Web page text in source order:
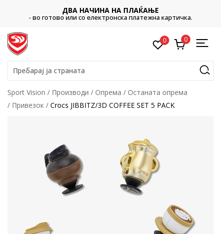
ДВА НАЧИНА НА ПЛАЌАЊЕ
- во готово или со електронска платежна картичка.
0 0
Пребарај ја страната
Sport Vision Производи Опрема
Останата опрема
Привезок
Crocs JIBBITZ/3D COFFEE SET 5 PACK